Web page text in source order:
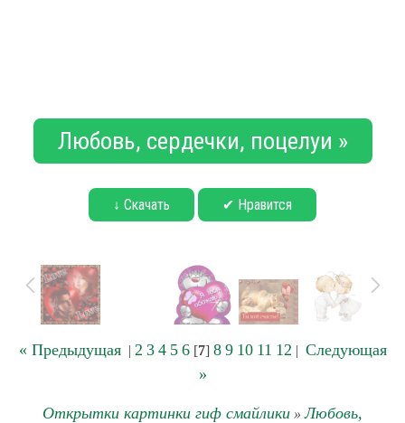
Любовь, сердечки, поцелуи »
↓ Скачать ✔ Нравится
« Предыдущая| 2 3 4 5 6[7] 8 9 10 11 12 | Следующая
»
Открытки картинки гиф смайлики »Любовь,